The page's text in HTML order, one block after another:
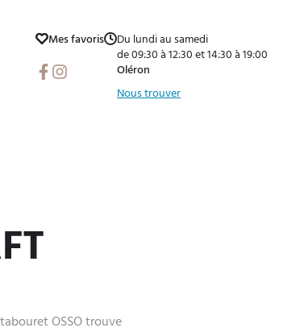
Mes favoris
Facebook
Instagram
Du lundi au samedi
de 09:30 à 12:30 et 14:30 à 19:00
Oléron
Nous trouver
OSSO trouve